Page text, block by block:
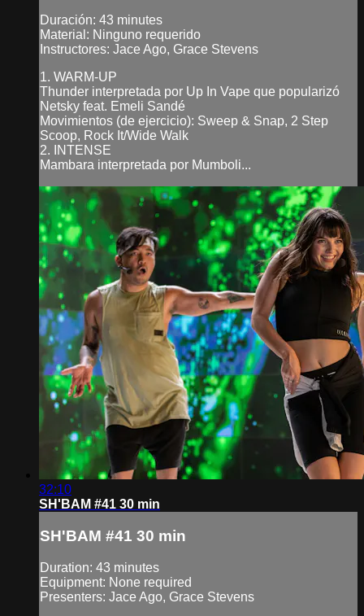
Duración: 43 minutes
Material: Ninguno requerido
Instructores: Jace Ago, Grace Stevens
1. WARM-UP
Thunder interpretada por Up In Vape que popularizó
Netsky feat. Emeli Sandé
Movimientos (de ejercicio): Sweep & Snap, 2 Step
Scoop, Rock It/Wide Walk
2. INTENSE
Mambara interpretada por Mumboli...
32:10
SH'BAM #41 30 min
SH'BAM #41 30 min
Duration: 43 minutes
Equipment: None required
Presenters: Jace Ago, Grace Stevens